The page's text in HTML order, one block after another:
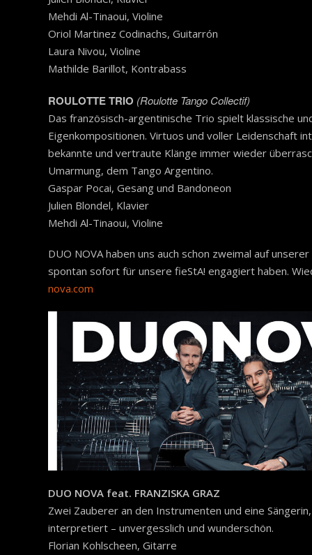
Mehdi Al-Tinaoui, Violine
Oriol Martinez Codinachs, Guitarrón
Laura Nivou, Violine
Mathilde Barillot, Kontrabass
ROULOTTE TRIO (Roulotte Tango Collectif)
Das französisch-argentinische Trio spielt klassische
Eigenkompositionen. Virtuos und voller Leidenschaft
bekannte und vertraute Klänge immer wieder
Umarmung, dem Tango Argentino.
Gaspar Pocai, Gesang und Bandoneon
Julien Blondel, Klavier
Mehdi Al-Tinaoui, Violine
DUO NOVA haben uns auch schon zweimal auf
spontan sofort für unsere fieStA! engagiert haben.
nova.com
DUO NOVA feat. FRANZISKA GRAZ
Zwei Zauberer an den Instrumenten und eine
interpretiert – unvergesslich und wunderschön.
Florian Kohlscheen, Gitarre